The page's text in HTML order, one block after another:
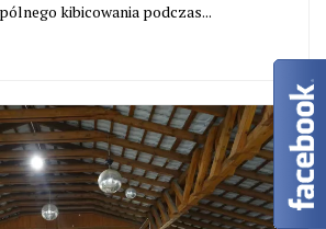
kibicowania podczas...